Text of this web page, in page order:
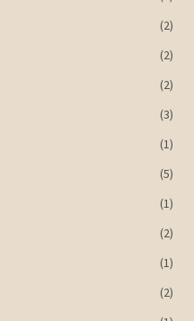
(2)
(2)
(2)
(3)
(1)
(5)
(1)
(2)
(1)
(2)